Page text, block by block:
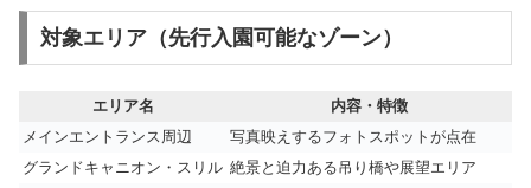
対象エリア（先行入園可能なゾーン）
エリア名
内容・特徴
メインエントランス周辺
写真映えするフォトスポットが点在
グランドキャニオン・スリル 絶景と迫力ある吊り橋や展望エリア